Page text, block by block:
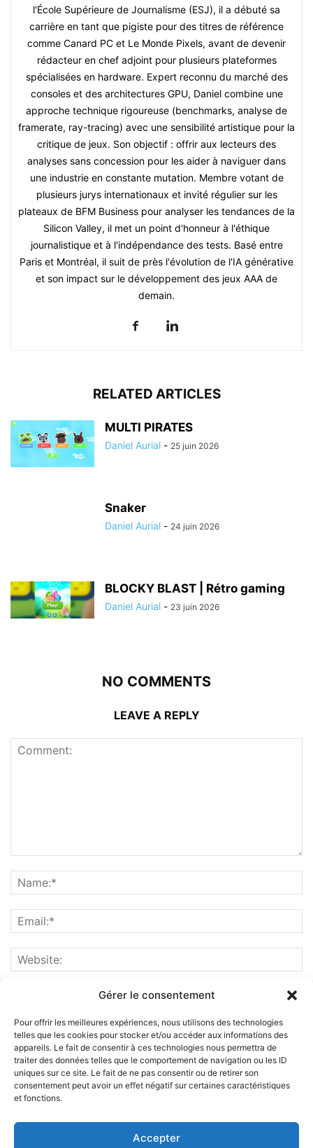
Gérer le consentement
Pour offrir les meilleures expériences, nous utilisons des technologies
telles que les cookies pour stocker et/ou accéder aux informations des
appareils. Le fait de consentir à ces technologies nous permettra de
traiter des données telles que le comportement de navigation ou les ID
uniques sur ce site. Le fait de ne pas consentir ou de retirer son
consentement peut avoir un effet négatif sur certaines caractéristiques
et fonctions.
Accepter
l'École Supérieure de Journalisme (ESJ), il a débuté sa
carrière en tant que pigiste pour des titres de référence
comme Canard PC et Le Monde Pixels, avant de devenir
rédacteur en chef adjoint pour plusieurs plateformes
spécialisées en hardware. Expert reconnu du marché des
consoles et des architectures GPU, Daniel combine une
approche technique rigoureuse (benchmarks, analyse de
framerate, ray-tracing) avec une sensibilité artistique pour la
critique de jeux. Son objectif : offrir aux lecteurs des
analyses sans concession pour les aider à naviguer dans
une industrie en constante mutation. Membre votant de
plusieurs jurys internationaux et invité régulier sur les
plateaux de BFM Business pour analyser les tendances de la
Silicon Valley, il met un point d'honneur à l'éthique
journalistique et à l'indépendance des tests. Basé entre
Paris et Montréal, il suit de près l'évolution de l'IA générative
et son impact sur le développement des jeux AAA de
demain.
RELATED ARTICLES
MULTI PIRATES
Daniel Aurial - 25 juin 2026
Snaker
Daniel Aurial - 24 juin 2026
BLOCKY BLAST | Rétro gaming
Daniel Aurial - 23 juin 2026
NO COMMENTS
LEAVE A REPLY
ABOUT US